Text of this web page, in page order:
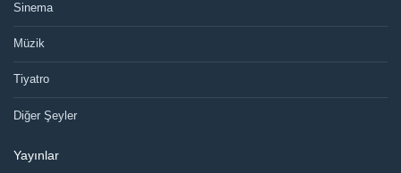
Sinema
Müzik
Tiyatro
Diğer Şeyler
Yayınlar